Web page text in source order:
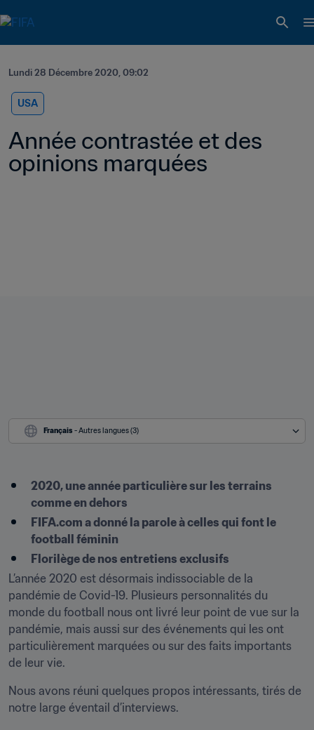
Lundi 28 Décembre 2020, 09:02
USA
Année contrastée et des
opinions marquées
Français - Autres langues (3)
2020, une année particulière sur les terrains
comme en dehors
FIFA.com a donné la parole à celles qui font le
football féminin
Florilège de nos entretiens exclusifs
L’année 2020 est désormais indissociable de la
pandémie de Covid-19. Plusieurs personnalités du
monde du football nous ont livré leur point de vue sur la
pandémie, mais aussi sur des événements qui les ont
particulièrement marquées ou sur des faits importants
de leur vie.
Nous avons réuni quelques propos intéressants, tirés de
notre large éventail d’interviews.